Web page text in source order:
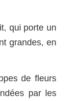
qui porte un
grandes, en
de fleurs
par les